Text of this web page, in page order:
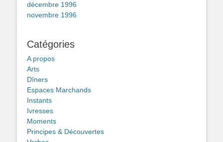
décembre 1996
novembre 1996
Catégories
A propos
Arts
Dîners
Espaces Marchands
Instants
Ivresses
Moments
Principes & Découvertes